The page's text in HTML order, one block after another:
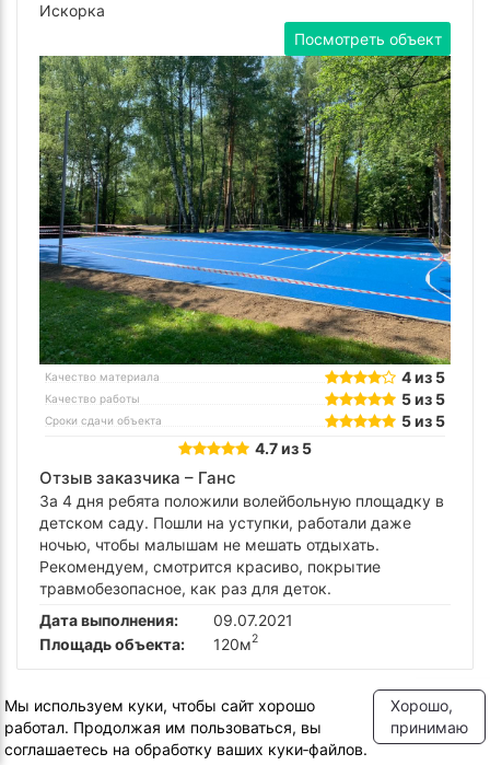
Искорка
Посмотреть объект
Качество материала 4 из 5
Качество работы 5 из 5
Сроки сдачи объекта
5 из 5
4.7 из 5
Отзыв заказчика – Ганс
За 4 дня ребята положили волейбольную площадку в
детском саду. Пошли на уступки, работали даже
ночью, чтобы малышам не мешать отдыхать.
Рекомендуем, смотрится красиво, покрытие
травмобезопасное, как раз для деток.
Дата выполнения:
09.07.2021
Площадь объекта:
120м2
Площадка для стритбола в Одинцово
Посмотреть объект
Мы используем куки, чтобы сайт хорошо
работал. Продолжая им пользоваться, вы
соглашаетесь на обработку ваших куки‑файлов.
Хорошо,
принимаю